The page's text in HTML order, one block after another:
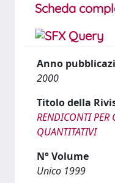
Scheda
Anno
2000
Titolo della
RENDICONTI
QUANTITATIVI
N° Volume
Unico 1999